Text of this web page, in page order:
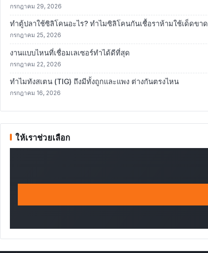
กรกฎาคม 29, 2026
ทำตู้ปลาใช้ซิลิโคนอะไร? ทำไมซิลิโคนกันเชื้อราห้ามใช้เด็ดขาด
กรกฎาคม 25, 2026
งานแบบไหนที่เชื่อมเลเซอร์ทำได้ดีที่สุด
กรกฎาคม 22, 2026
ทำไมทังสเตน (TIG) ถึงมีทั้งถูกและแพง ต่างกันตรงไหน
กรกฎาคม 16, 2026
ให้เราช่วยเลือก